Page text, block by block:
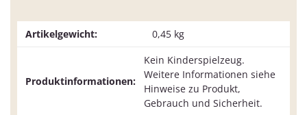
Artikelgewicht: 0,45 kg
Produktinformationen:
Kein Kinderspielzeug.
Weitere Informationen siehe
Hinweise zu Produkt,
Gebrauch und Sicherheit.